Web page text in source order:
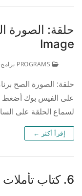
Image
حلقة: الصورة الصح
على الفيس بوك أضغط
لسماع الحلقة على
إقرأ أكثر ←
6. كتاب تأملات الشباب – يونيو 2025